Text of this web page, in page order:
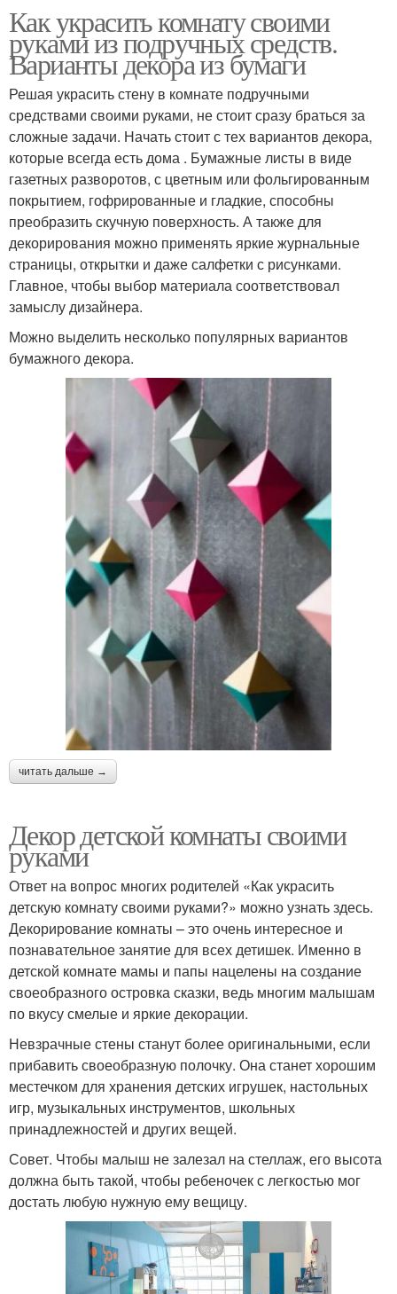
Как украсить комнату своими
руками из подручных средств.
Варианты декора из бумаги
Решая украсить стену в комнате подручными
средствами своими руками, не стоит сразу браться за
сложные задачи. Начать стоит с тех вариантов декора,
которые всегда есть дома . Бумажные листы в виде
газетных разворотов, с цветным или фольгированным
покрытием, гофрированные и гладкие, способны
преобразить скучную поверхность. А также для
декорирования можно применять яркие журнальные
страницы, открытки и даже салфетки с рисунками.
Главное, чтобы выбор материала соответствовал
замыслу дизайнера.
Можно выделить несколько популярных вариантов
бумажного декора.
читать дальше →
Декор детской комнаты своими
руками
Ответ на вопрос многих родителей «Как украсить
детскую комнату своими руками?» можно узнать здесь.
Декорирование комнаты – это очень интересное и
познавательное занятие для всех детишек. Именно в
детской комнате мамы и папы нацелены на создание
своеобразного островка сказки, ведь многим малышам
по вкусу смелые и яркие декорации.
Невзрачные стены станут более оригинальными, если
прибавить своеобразную полочку. Она станет хорошим
местечком для хранения детских игрушек, настольных
игр, музыкальных инструментов, школьных
принадлежностей и других вещей.
Совет. Чтобы малыш не залезал на стеллаж, его высота
должна быть такой, чтобы ребеночек с легкостью мог
достать любую нужную ему вещицу.